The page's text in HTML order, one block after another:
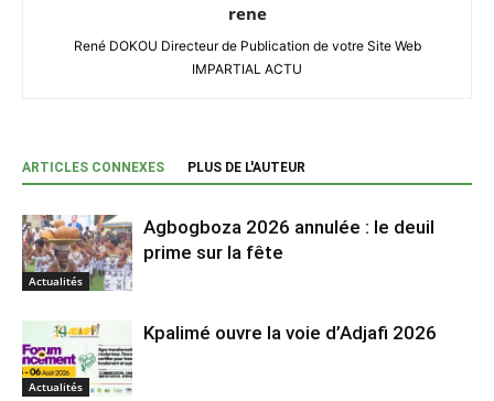
rene
René DOKOU Directeur de Publication de votre Site Web
IMPARTIAL ACTU
ARTICLES CONNEXES PLUS DE L'AUTEUR
Actualités
Agbogboza 2026 annulée : le deuil
prime sur la fête
Actualités
Kpalimé ouvre la voie d’Adjafi 2026